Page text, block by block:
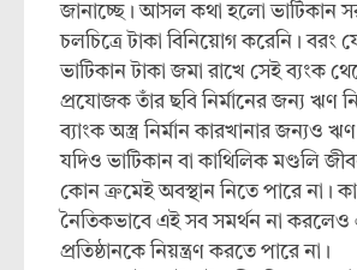
জানাচ্ছে। আসল কথা হলো ভাটিকান
চলচিত্রে টাকা বিনিয়োগ করেনি। বরং
ভাটিকান টাকা জমা রাখে সেই ব্যংক
প্রযোজক তাঁর ছবি নির্মানের জন্য ঋণ
ব্যাংক অস্ত্র নির্মান কারখানার জন্যও
যদিও ভাটিকান বা কাথিলিক মণ্ডলি
কোন ক্রমেই অবস্থান নিতে পারে না।
নৈতিকভাবে এই সব সমর্থন না
প্রতিষ্ঠানকে নিয়ন্ত্রণ করতে পারে না।